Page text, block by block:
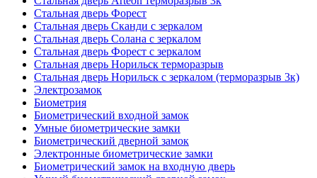
Стальная дверь Форест
Стальная дверь Сканди с зеркалом
Стальная дверь Солана с зеркалом
Стальная дверь Форест с зеркалом
Стальная дверь Норильск терморазрыв
Стальная дверь Норильск с зеркалом (терморазрыв 3к)
Электрозамок
Биометрия
Биометрический входной замок
Умные биометрические замки
Биометрический дверной замок
Электронные биометрические замки
Биометрический замок на входную дверь